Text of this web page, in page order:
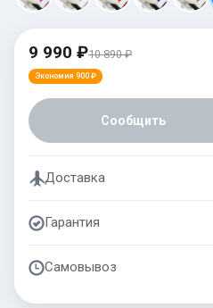
9 990 ₽10 890 ₽
Экономия 900 ₽
Сообщить
Доставка
Гарантия
Самовывоз